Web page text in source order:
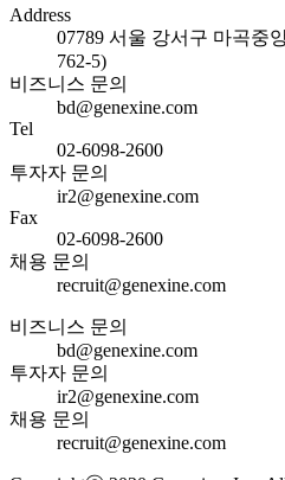
Address
07789 서울 강서구 마곡중
762-5)
비즈니스 문의
bd@genexine.com
Tel
02-6098-2600
투자자 문의
ir2@genexine.com
Fax
02-6098-2600
채용 문의
recruit@genexine.com
비즈니스 문의
bd@genexine.com
투자자 문의
ir2@genexine.com
채용 문의
recruit@genexine.com